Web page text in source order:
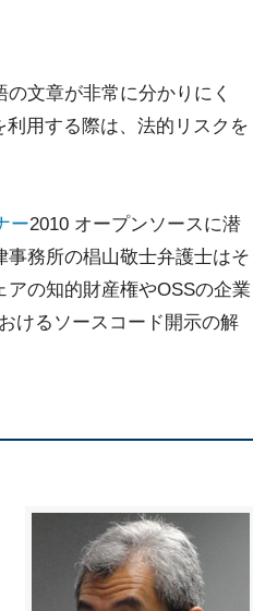
文章が非常に分かりにく
用する際は、法的リスクを
ー2010 オープンソースに潜
務所の椙山敬士弁護士はそ
の知的財産権やOSSの企業
けるソースコード開示の解